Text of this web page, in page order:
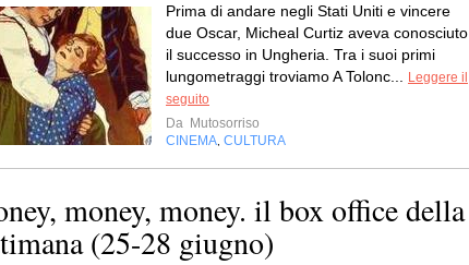
Prima di andare negli Stati Uniti e vincere
due Oscar, Micheal Curtiz aveva conosciuto
il successo in Ungheria. Tra i suoi primi
lungometraggi troviamo A Tolonc...
Leggere il
seguito
Da Mutosorriso
CINEMA CULTURA
money, money. il box office della
(25-28 giugno)